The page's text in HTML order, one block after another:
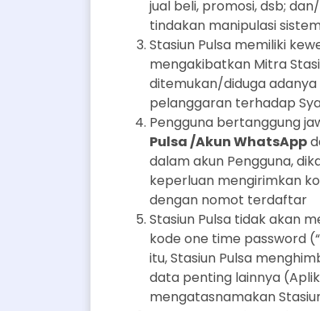
jual beli, promosi, dsb;
tindakan manipulasi
Stasiun Pulsa memiliki
mengakibatkan Mitra
ditemukan/diduga
pelanggaran terhadap
Pengguna bertanggung
Pulsa /Akun WhatsApp
dalam akun Pengguna,
keperluan mengirimkan
dengan nomot terdaftar
Stasiun Pulsa tidak akan
kode one time password
itu, Stasiun Pulsa
data penting lainnya
mengatasnamakan